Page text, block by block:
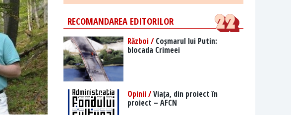
RECOMANDAREA EDITORILOR
Război /Coșmarul lui Putin:
blocada Crimeei
Opinii /Viața, din proiect în
proiect – AFCN